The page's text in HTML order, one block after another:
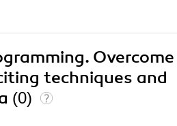
Overcome
techniques and
(0)